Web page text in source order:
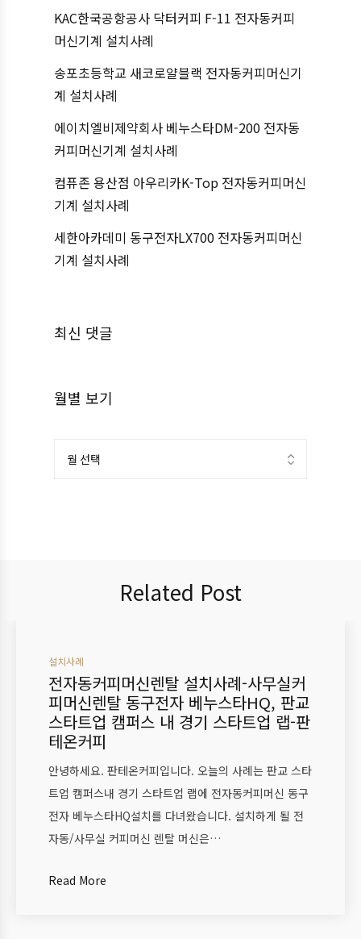
KAC한국공항공사 닥터커피 F-11 전자동커피
머신기계 설치사례
송포초등학교 새코로얄블랙 전자동커피머신기
계 설치사례
에이치엘비제약회사 베누스타DM-200 전자동
커피머신기계 설치사례
컴퓨존 용산점 아우리카K-Top 전자동커피머신
기계 설치사례
세한아카데미 동구전자LX700 전자동커피머신
기계 설치사례
최신 댓글
월별 보기
Related Post
설치사례
전자동커피머신렌탈 설치사례-사무실커
피머신렌탈 동구전자 베누스타HQ, 판교
스타트업 캠퍼스 내 경기 스타트업 랩-판
테온커피
안녕하세요. 판테온커피입니다. 오늘의 사례는 판교 스타
트업 캠퍼스내 경기 스타트업 랩에 전자동커피머신 동구
전자 베누스타HQ설치를 다녀왔습니다. 설치하게 될 전
자동/사무실 커피머신 렌탈 머신은…
Read More